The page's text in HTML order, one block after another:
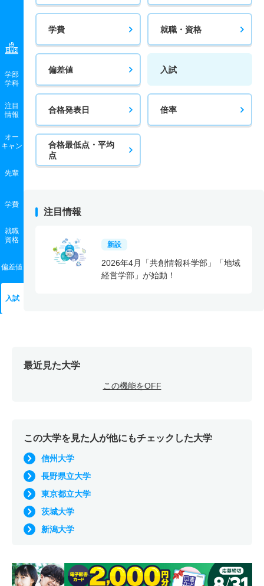
学部
学科
注目
情報
オー
キャン
先輩
学費
就職
資格
偏差値
入試
学費 就職・資格
偏差値 入試
合格発表日 倍率
合格最低点・平均
点
注目情報
新設
2026年4月「共創情報科学部」「地域
経営学部」が始動！
最近見た大学
この機能をOFF
この大学を見た人が他にもチェックした大学
信州大学
長野県立大学
東京都立大学
茨城大学
新潟大学